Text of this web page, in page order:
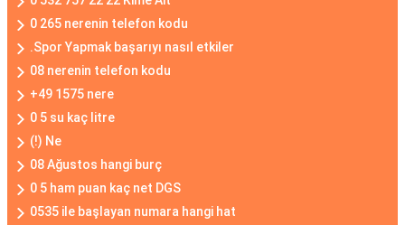
0 265 nerenin telefon kodu
.Spor Yapmak başarıyı nasıl etkiler
08 nerenin telefon kodu
+49 1575 nere
0 5 su kaç litre
(!) Ne
08 Ağustos hangi burç
0 5 ham puan kaç net DGS
0535 ile başlayan numara hangi hat